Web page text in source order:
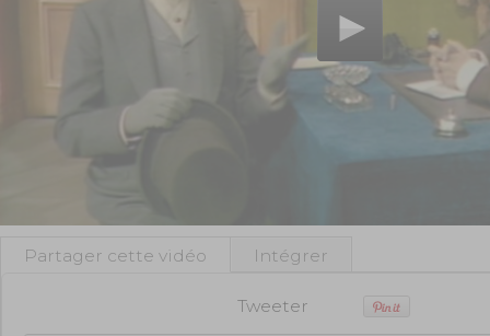
Partager cette vidéo Intégrer
Tweeter